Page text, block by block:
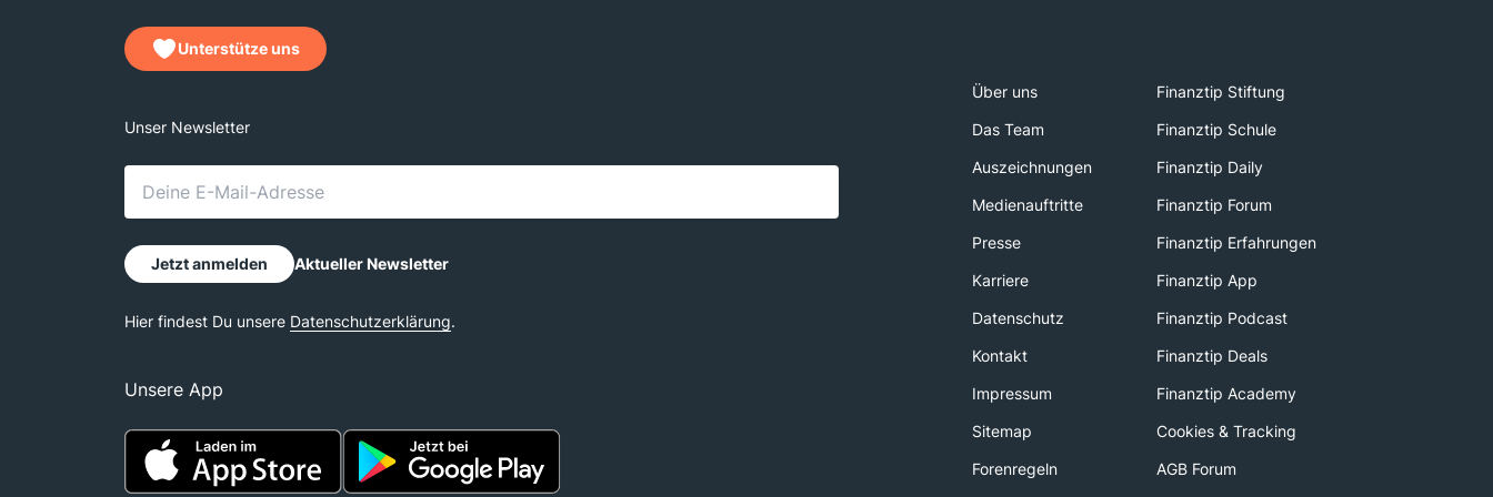
Unterstütze uns
Unsere App
Über uns
Finanztip Stiftung
Das Team
Finanztip Schule
Auszeichnungen
Finanztip Daily
Medienauftritte
Finanztip Forum
Presse
Finanztip Erfahrungen
Karriere
Finanztip App
Datenschutz
Finanztip Podcast
Kontakt
Finanztip Deals
Impressum
Finanztip Academy
Sitemap
Cookies & Tracking
Forenregeln
AGB Forum